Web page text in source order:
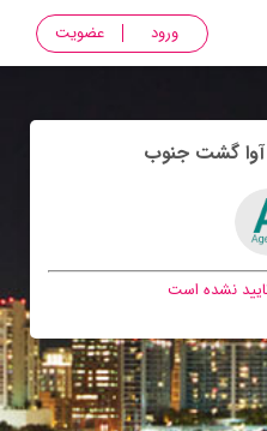
ورود عضویت
آوا گشت جنوب
نشده است